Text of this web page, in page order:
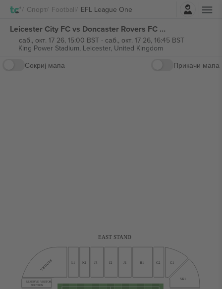
Спорт Football EFL League OneНајави се
Leicester City FC vs Doncaster Rovers FC EFL League One билети
саб., окт. 17 26, 15:00 BST- саб., окт. 17 26, 16:45 BST
King Power Stadium, Leicester, United Kingdom
Сокриј мапа
Прикачи мапа
L1 K1 J3 J2 J1 H1 G2 G1
VISITORS
RESERVE VISITOR
SECTION
SK1
EAST STAND